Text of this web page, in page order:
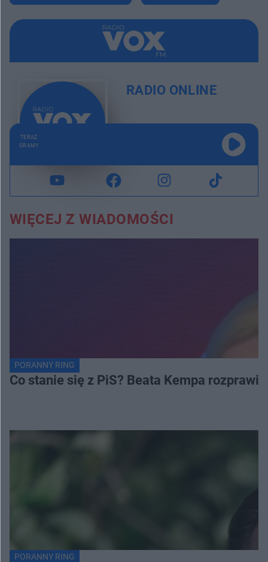
RADIO ONLINE
TERAZ
GRAMY
WIĘCEJ Z WIADOMOŚCI
PORANNY RING
Co stanie się z PiS? Beata Kempa
PORANNY RING